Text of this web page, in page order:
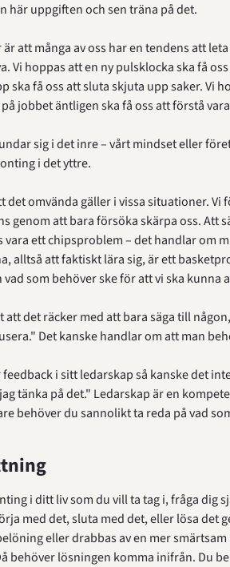
här uppgiften och sen träna på det.
är att många av oss har en tendens att
Vi hoppas att en ny pulsklocka ska få
ska få oss att sluta skjuta upp saker. Vi
jobbet äntligen ska få oss att förstå
sig i det inre – vårt mindset eller
i det yttre.
det omvända gäller i vissa situationer.
genom att bara försöka skärpa oss. Att
vara ett chipsproblem – det handlar om
alltså att faktiskt lära sig, är ett
vad som behöver ske för att vi ska kunna
att det räcker med att bara säga till
Det kanske handlar om att man
i sitt ledarskap så kanske det
tänka på det." Ledarskap är en
behöver du sannolikt ta reda på vad
i ditt liv som du vill ta tag i, fråga dig
med det, sluta med det, eller lösa det
eller drabbas av en mer
behöver lösningen komma inifrån. Du